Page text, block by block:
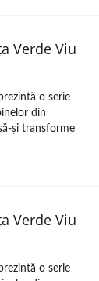
Verde Viu
o serie
din
și transforme
Verde Viu
o serie